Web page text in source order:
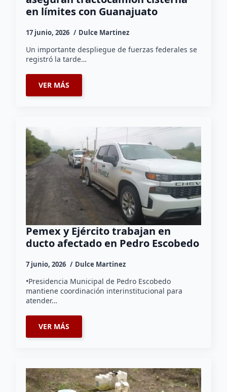
en límites con Guanajuato
17 junio, 2026 Dulce Martinez
Un importante despliegue de fuerzas federales se
registró la tarde…
VER MÁS
Pemex y Ejército trabajan en
ducto afectado en Pedro Escobedo
7 junio, 2026 Dulce Martinez
•Presidencia Municipal de Pedro Escobedo
mantiene coordinación interinstitucional para
atender…
VER MÁS